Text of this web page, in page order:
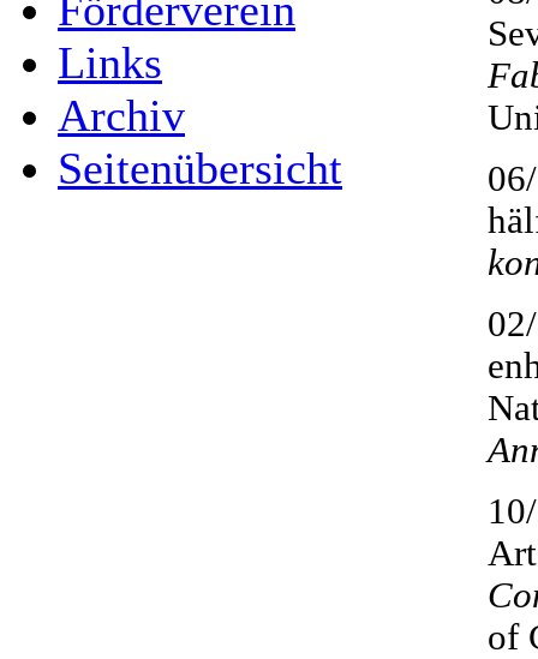
Links
Archiv
Seitenübersicht
of